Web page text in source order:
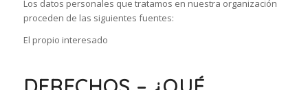
Los datos personales que tratamos en nuestra organización
proceden de las siguientes fuentes:
El propio interesado